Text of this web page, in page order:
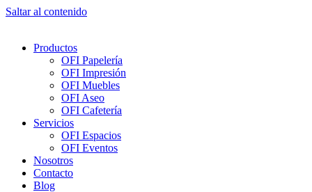
Saltar al contenido
Productos
OFI Papelería
OFI Impresión
OFI Muebles
OFI Aseo
OFI Cafetería
Servicios
OFI Espacios
OFI Eventos
Nosotros
Contacto
Blog